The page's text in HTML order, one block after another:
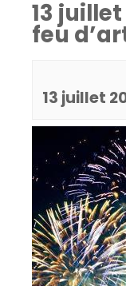
13
feu
13 juillet